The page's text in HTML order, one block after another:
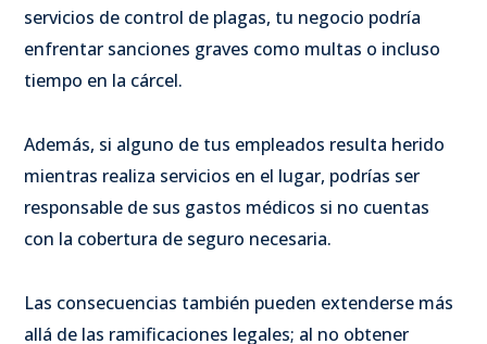
servicios de control de plagas, tu negocio podría
enfrentar sanciones graves como multas o incluso
tiempo en la cárcel.
Además, si alguno de tus empleados resulta herido
mientras realiza servicios en el lugar, podrías ser
responsable de sus gastos médicos si no cuentas
con la cobertura de seguro necesaria.
Las consecuencias también pueden extenderse más
allá de las ramificaciones legales; al no obtener